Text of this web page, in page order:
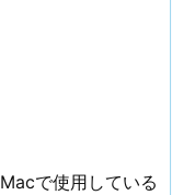
Macで使用している